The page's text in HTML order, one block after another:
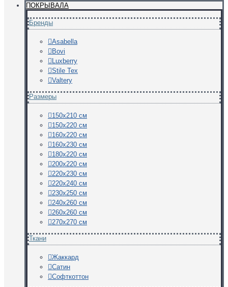
ПОКРЫВАЛА
Бренды
Asabella
Bovi
Luxberry
Stile Tex
Valtery
Размеры
150х210 см
150х220 см
160х220 см
160х230 см
180х220 см
200х220 см
220х230 см
220х240 см
230х250 см
240х260 см
260х260 см
270х270 см
Ткани
Жаккард
Сатин
Софткоттон